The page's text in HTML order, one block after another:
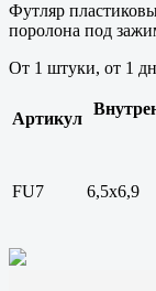
Футляр
поролона под
От 1 штуки, от 1
Артикул
FU7 6,5x6,9